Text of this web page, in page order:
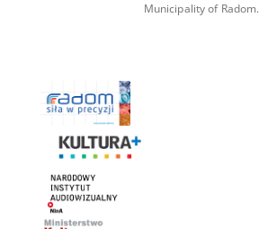
Municipality of Radom.